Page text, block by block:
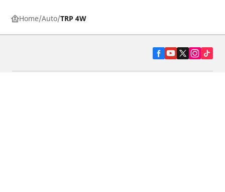
Home Auto TRP 4W